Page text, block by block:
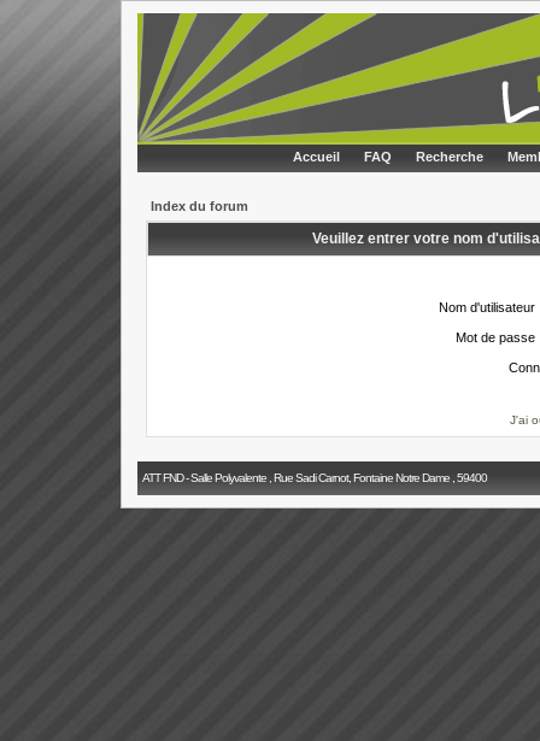
Accueil FAQ Recherche
Index du forum
Veuillez entrer votre nom
Nom d'utilisateur
Mot de passe
J'ai
ATT FND - Salle Polyvalente , Rue Sadi Carnot, Fontaine Notre Dame , 59400